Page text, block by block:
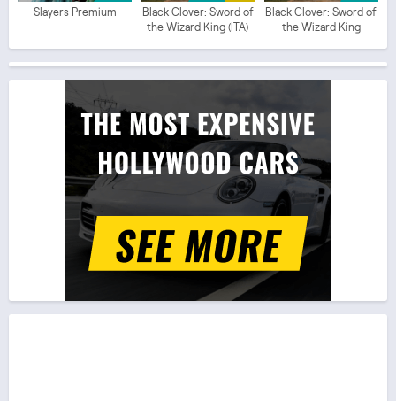
Slayers Premium
Black Clover: Sword of
the Wizard King (ITA)
Black Clover: Sword of
the Wizard King